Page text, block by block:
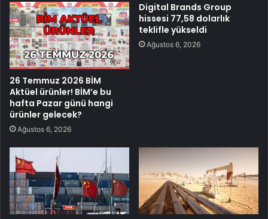
26 Temmuz 2026 BİM
Aktüel ürünler! BİM’e bu
hafta Pazar günü hangi
ürünler gelecek?
Ağustos 6, 2026
Digital Brands Group
hissesi 77,58 dolarlık
teklifle yükseldi
Ağustos 6, 2026